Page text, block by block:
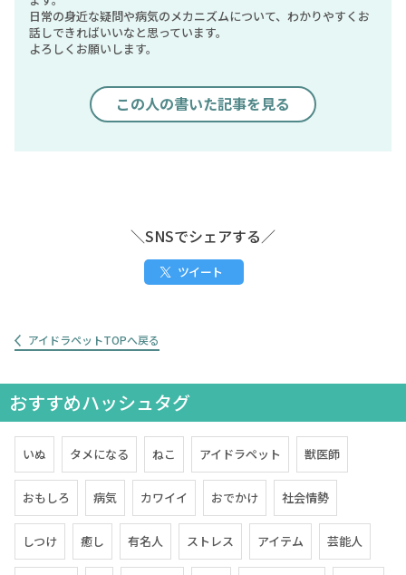
日常の身近な疑問や病気のメカニズムについて、わかりやすくお
話しできればいいなと思っています。
よろしくお願いします。
この人の書いた記事を見る
＼SNSでシェアする／
ツイート
アイドラペットTOPへ戻る
おすすめハッシュタグ
いぬ タメになる ねこ アイドラペット 獣医師
おもしろ 病気 カワイイ おでかけ 社会情勢
しつけ 癒し 有名人 ストレス アイテム 芸能人